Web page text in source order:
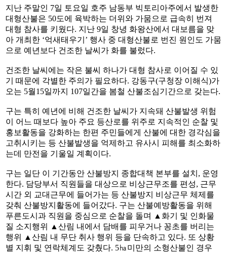
지난 주말인 7일 토요일 호주 남동부 빅토리아주에서 발생한
대형산불은 50도에 육박하는 더위와 가뭄으로 급속히 번져
대형 참사를 키웠다. 지난 9일 창녕 화왕산에서 대보름을 맞
아 개최한 ‘억새태우기’ 행사 중 대형산불로 번진 원인도 가뭄
으로 예년보다 건조한 날씨가 화를 불렀다.
건조한 날씨에는 작은 불씨 하나가 대형 참사로 이어질 수 있
기 때문에 각별한 주의가 필요하다. 강동구(구청장 이해식)가
오는 5월15일까지 107일간을 봄철 산불조심기간으로 갖는다.
구는 특히 예년에 비해 건조한 날씨가 지속돼 산불발생 위험
이 어느 때보다 높아 주요 등산로를 위주로 지속적인 순찰 및
홍보활동을 강화하는 한편 주민들에게 산불에 대한 경각심을
고취시키는 등 산불발생을 억제하고 유사시 피해를 최소화하
는데 만전을 기울일 계획이다.
구는 일단 이 기간동안 산불방지 종합대책 본부를 설치, 운영
한다. 담당부서 직원들을 대상으로 비상근무조를 편성, 근무
시간 외 교대근무에 들어가는 등 산불방지 비상근무 체제를
갖춰 산불방지활동에 들어갔다. 구는 산불예방활동을 위해
푸른도시과 직원을 중심으로 순찰을 돌며 ▲화기 및 인화물
질 소지행위 ▲산림 내에서 담배를 피우거나 꽁초를 버리는
행위 ▲산림 내 무단 취사 행위 등을 단속하고 있다. 또 상황
별 지휘 및 연락체계도 갖췄다. 5㏊미만의 소형산불인 경우